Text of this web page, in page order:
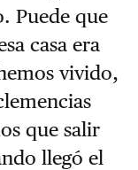
Puede que
casa era
vivido,
que salir
llegó el